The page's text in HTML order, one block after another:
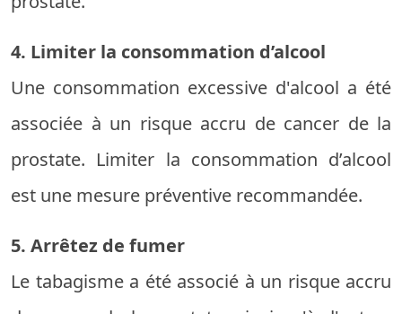
4. Limiter la consommation d’alcool
Une consommation excessive d'alcool a été
associée à un risque accru de cancer de la
prostate. Limiter la consommation d’alcool
est une mesure préventive recommandée.
5. Arrêtez de fumer
Le tabagisme a été associé à un risque accru